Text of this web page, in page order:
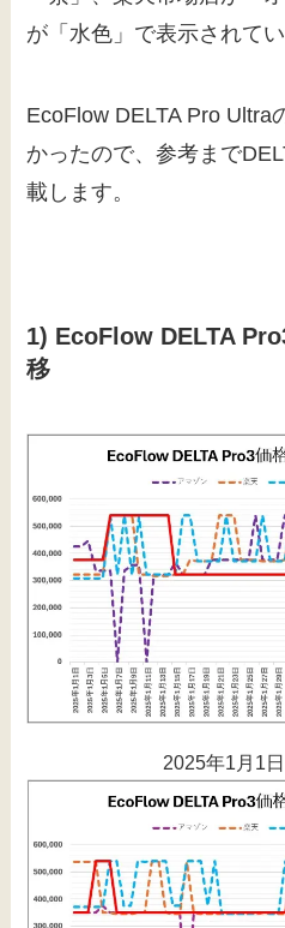
が「水色」で表示されてい
EcoFlow DELTA Pro Ultra
かったので、参考まで
載します。
1) EcoFlow DELTA
移
2025年1月1